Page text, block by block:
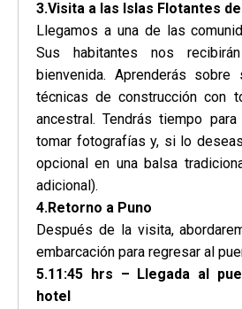
3.Visita a las Islas Flotantes
Llegamos a una de las
Sus habitantes nos
bienvenida. Aprenderás
técnicas de construcción con
ancestral. Tendrás tiempo
tomar fotografías y, si lo
opcional en una balsa
adicional).
4.Retorno a Puno
Después de la visita,
embarcación para regresar al
5.11:45 hrs – Llegada al
hotel